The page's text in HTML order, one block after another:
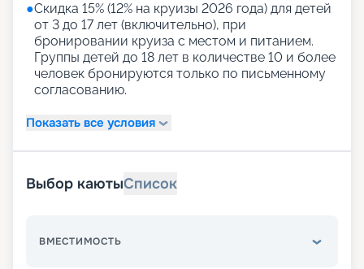
●Скидка 15% (12% на круизы 2026 года) для детей
от 3 до 17 лет (включительно), при
бронировании круиза с местом и питанием.
Группы детей до 18 лет в количестве 10 и более
человек бронируются только по письменному
согласованию.
Показать все условия
Выбор каютыСписок
ВМЕСТИМОСТЬ